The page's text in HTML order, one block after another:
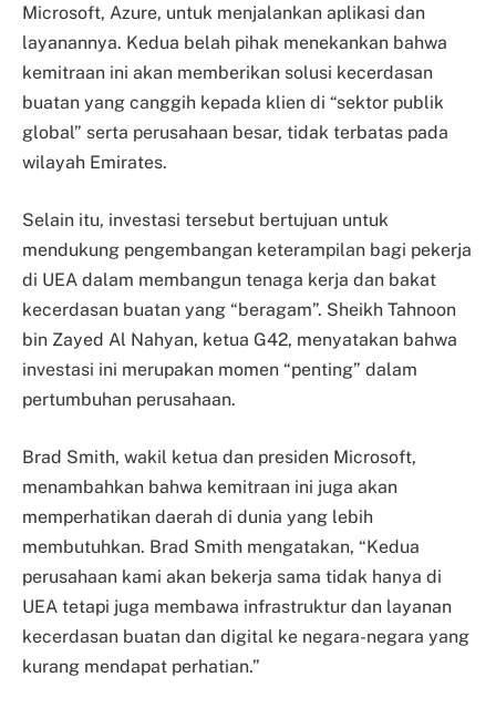
Microsoft, Azure, untuk menjalankan aplikasi dan
layanannya. Kedua belah pihak menekankan bahwa
kemitraan ini akan memberikan solusi kecerdasan
buatan yang canggih kepada klien di “sektor publik
global” serta perusahaan besar, tidak terbatas pada
wilayah Emirates.
Selain itu, investasi tersebut bertujuan untuk
mendukung pengembangan keterampilan bagi pekerja
di UEA dalam membangun tenaga kerja dan bakat
kecerdasan buatan yang “beragam”. Sheikh Tahnoon
bin Zayed Al Nahyan, ketua G42, menyatakan bahwa
investasi ini merupakan momen “penting” dalam
pertumbuhan perusahaan.
Brad Smith, wakil ketua dan presiden Microsoft,
menambahkan bahwa kemitraan ini juga akan
memperhatikan daerah di dunia yang lebih
membutuhkan. Brad Smith mengatakan, “Kedua
perusahaan kami akan bekerja sama tidak hanya di
UEA tetapi juga membawa infrastruktur dan layanan
kecerdasan buatan dan digital ke negara-negara yang
kurang mendapat perhatian.”